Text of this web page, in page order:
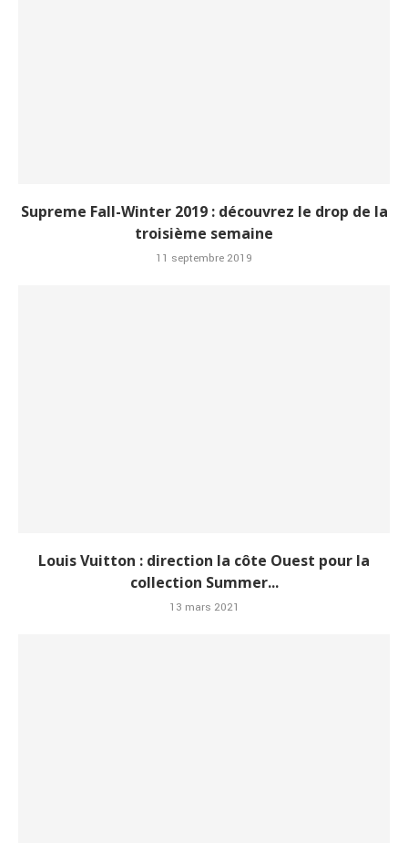
Supreme Fall-Winter 2019 : découvrez le drop de la
troisième semaine
11 septembre 2019
Louis Vuitton : direction la côte Ouest pour la
collection Summer...
13 mars 2021